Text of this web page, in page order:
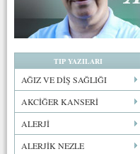
TIP YAZILARI
AĞIZ VE DİŞ SAĞLIĞI
AKCİĞER KANSERİ
ALERJİ
ALERJİK NEZLE